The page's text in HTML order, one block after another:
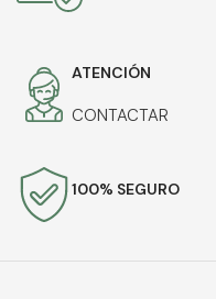
ATENCIÓN
CONTACTAR
100% SEGURO